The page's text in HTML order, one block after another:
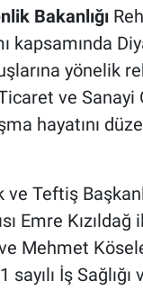
Bakanlığı
kapsamında
yönelik
ve Sanayi
hayatını
ve Teftiş
Emre Kızıldağ
Mehmet
İş Sağlığı